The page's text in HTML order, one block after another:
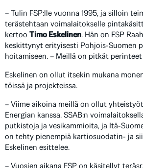
– Tulin FSP:lle vuonna 1995, ja silloin
terästehtaan voimalaitokselle
kertoo Timo Eskelinen. Hän on FSP
keskittynyt erityisesti Pohjois-Suomen
hoitamiseen. – Meillä on pitkät
Eskelinen on ollut itsekin mukana
töissä ja projekteissa.
– Viime aikoina meillä on ollut
Energian kanssa. SSAB:n
putkistoja ja vesikammioita, ja Itä-
on tehty pienempiä kartiosuodatin- ja
Eskelinen esittelee.
– Vuosien aikana FSP on käsitellyt